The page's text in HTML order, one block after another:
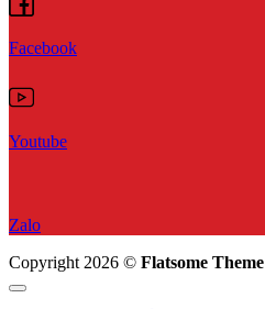
Facebook
Youtube
Zalo
Copyright 2026 © Flatsome Theme